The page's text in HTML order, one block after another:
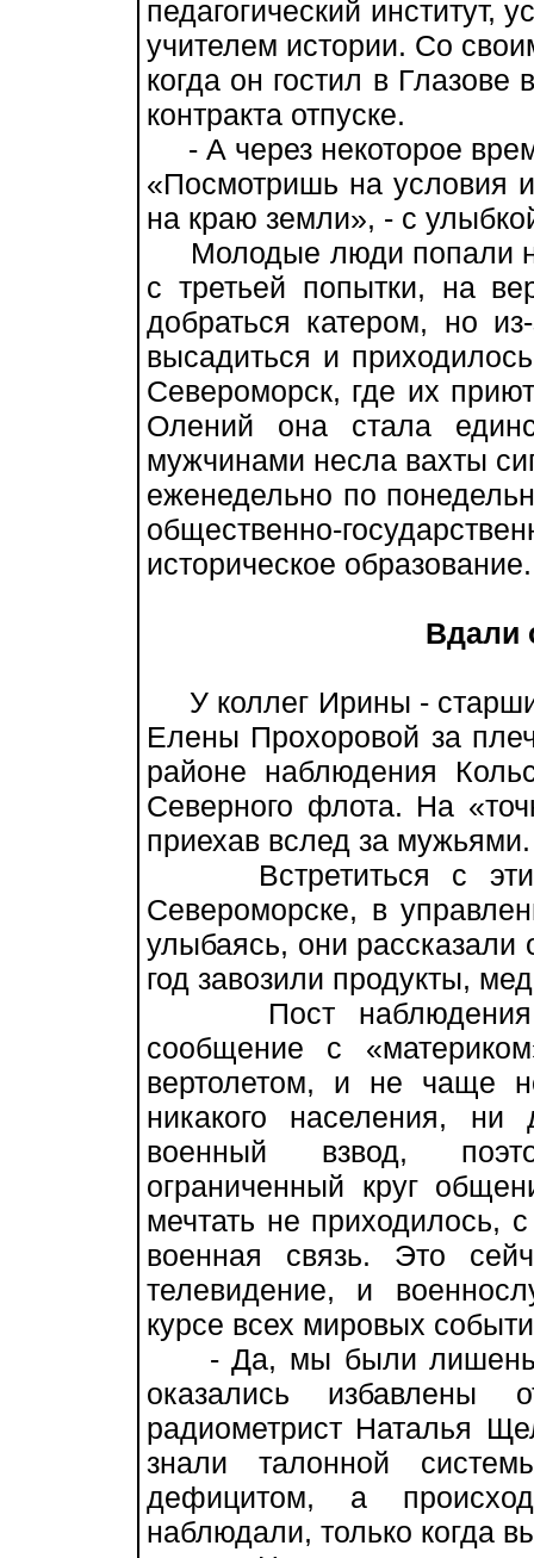
педагогический институт,
учителем истории. Со
когда он гостил в
контракта отпуске.
- А через некоторое
«Посмотришь на
на краю земли», - с
Молодые люди попали
с третьей попытки, на
добраться катером, но
высадиться и
Североморск, где их
Олений она стала
мужчинами несла вахты
еженедельно по
общественно-
историческое образование.
Вдали
У коллег Ирины -
Елены Прохоровой за
районе наблюдения
Северного флота. На
приехав вслед за мужьями.
Встретиться с
Североморске, в
улыбаясь, они
год завозили продукты,
Пост наблюдения
сообщение с
вертолетом, и не чаще
никакого населения, ни
военный взвод,
ограниченный круг
мечтать не приходилось,
военная связь. Это
телевидение, и
курсе всех мировых
- Да, мы были лишены
оказались
радиометрист Наталья
знали талонной
дефицитом, а
наблюдали, только когда